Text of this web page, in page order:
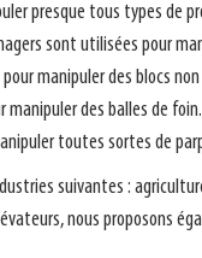
presque tous types de
sont utilisées pour
manipuler des blocs
manipuler des balles de foin.
toutes sortes de
suivantes :
nous proposons